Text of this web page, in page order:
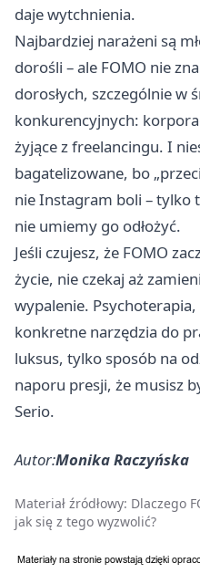
daje wytchnienia.
Najbardziej narażeni są
dorośli – ale FOMO nie
dorosłych, szczególnie w
konkurencyjnych:
żyjące z freelancingu. I
bagatelizowane, bo
nie Instagram boli – tylko
nie umiemy go odłożyć.
Jeśli czujesz, że FOMO
życie, nie czekaj aż
wypalenie.
konkretne narzędzia do
luksus, tylko sposób na
naporu presji, że musisz
Serio.
Autor:Monika Raczyńska
Materiał źródłowy: Dlaczego
jak się z tego wyzwolić?